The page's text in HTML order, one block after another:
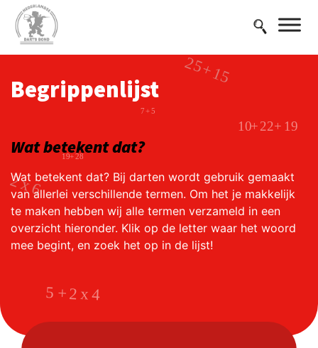
Begrippenlijst
Wat betekent dat?
Wat betekent dat? Bij darten wordt gebruik gemaakt
van allerlei verschillende termen. Om het je makkelijk
te maken hebben wij alle termen verzameld in een
overzicht hieronder. Klik op de letter waar het woord
mee begint, en zoek het op in de lijst!